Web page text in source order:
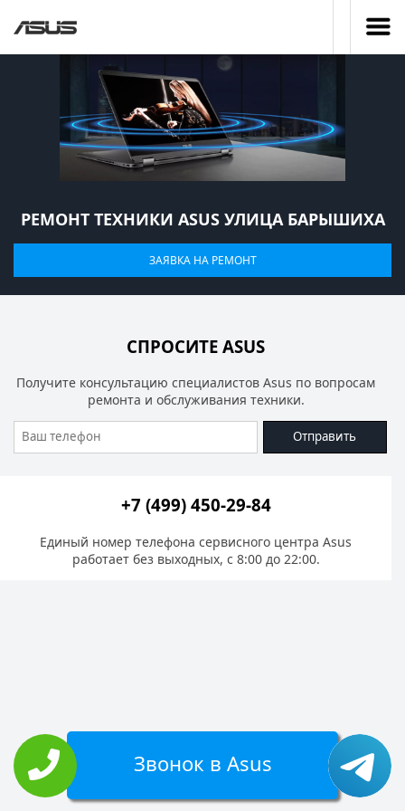
РЕМОНТ ТЕХНИКИ ASUS УЛИЦА БАРЫШИХА
ЗАЯВКА НА РЕМОНТ
СПРОСИТЕ ASUS
Получите консультацию специалистов Asus по вопросам
ремонта и обслуживания техники.
Отправить
+7 (499) 450-29-84
Единый номер телефона сервисного центра Asus
работает без выходных, с 8:00 до 22:00.
Звонок в Asus